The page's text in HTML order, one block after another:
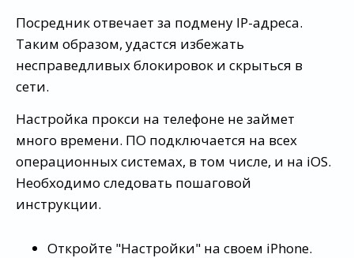
Посредник отвечает за подмену IP-адреса.
Таким образом, удастся избежать
несправедливых блокировок и скрыться в
сети.
Настройка прокси на телефоне не займет
много времени. ПО подключается на всех
операционных системах, в том числе, и на iOS.
Необходимо следовать пошаговой
инструкции.
Откройте "Настройки" на своем iPhone.